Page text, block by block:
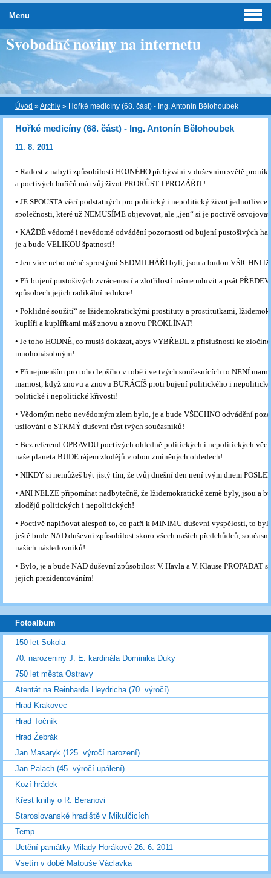
Svobodné noviny na internetu
Úvod »Archiv » Hořké medicíny (68. část) - Ing. Antonín Bělohoubek
Hořké medicíny (68. část) - Ing. Antonín Bělohoubek
11. 8. 2011
• Radost z nabytí způsobilosti HOJNÉHO přebývání v duševním světě
a poctivých buřičů má tvůj život PRORŮST I PROZÁŘIT!
• JE SPOUSTA věcí podstatných pro politický i nepolitický život jednotlivce
společnosti, které už NEMUSÍME objevovat, ale „jen“ si je poctivě
• KAŽDÉ vědomé i nevědomé odvádění pozornosti od bujení pustošivých
je a bude VELIKOU špatností!
• Jen více nebo méně sprostými SEDMILHÁŘI byli, jsou a budou VŠICHNI
• Při bujení pustošivých zvráceností a zlotřilostí máme mluvit a psát
způsobech jejich radikální redukce!
• Poklidné soužití“ se lžidemokratickými prostituty a prostitutkami,
kuplíři a kuplířkami máš znovu a znovu PROKLÍNAT!
• Je toho HODNĚ, co musíš dokázat, abys VYBŘEDL z příslušnosti ke
mnohonásobným!
• Přinejmenším pro toho lepšího v tobě i ve tvých současnících to NENÍ
marnost, když znovu a znovu BURÁCÍŠ proti bujení politického i
politické i nepolitické křivosti!
• Vědomým nebo nevědomým zlem bylo, je a bude VŠECHNO odvádění
usilování o STRMÝ duševní růst tvých současníků!
• Bez referend OPRAVDU poctivých ohledně politických i nepolitických
naše planeta BUDE rájem zlodějů v obou zmíněných ohledech!
• NIKDY si nemůžeš být jistý tím, že tvůj dnešní den není tvým dnem
• ANI NELZE připomínat nadbytečně, že lžidemokratické země byly, jsou a
zlodějů politických i nepolitických!
• Poctivě naplňovat alespoň to, co patří k MINIMU duševní vyspělosti, to
ještě bude NAD duševní způsobilost skoro všech našich předchůdců,
našich následovníků!
• Bylo, je a bude NAD duševní způsobilost V. Havla a V. Klause PROPADAT
jejich prezidentováním!
Menu
Fotoalbum
150 let Sokola
70. narozeniny J. E. kardinála Dominika Duky
750 let města Ostravy
Atentát na Reinharda Heydricha (70. výročí)
Hrad Krakovec
Hrad Točník
Hrad Žebrák
Jan Masaryk (125. výročí narození)
Jan Palach (45. výročí upálení)
Kozí hrádek
Křest knihy o R. Beranovi
Staroslovanské hradiště v Mikulčicích
Temp
Uctění památky Milady Horákové 26. 6. 2011
Vsetín v době Matouše Václavka